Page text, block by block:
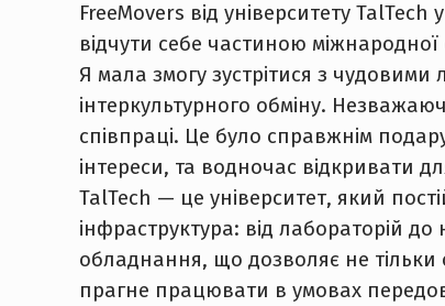
FreeMovers від університету
відчути себе частиною міжнародної
Я мала змогу зустрітися з
інтеркультурного обміну.
співпраці. Це було справжнім
інтереси, та водночас відкривати
TalTech — це університет, який
інфраструктура: від лабораторій
обладнання, що дозволяє не тільки
прагне працювати в умовах